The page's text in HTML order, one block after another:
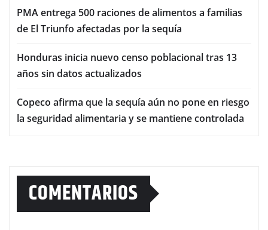
PMA entrega 500 raciones de alimentos a familias
de El Triunfo afectadas por la sequía
Honduras inicia nuevo censo poblacional tras 13
años sin datos actualizados
Copeco afirma que la sequía aún no pone en riesgo
la seguridad alimentaria y se mantiene controlada
COMENTARIOS